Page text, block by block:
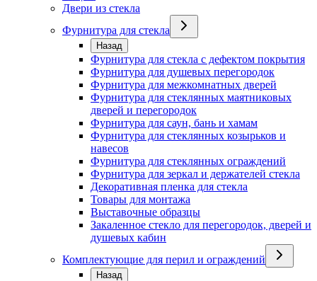
Двери из стекла
Фурнитура для стекла
Назад
Фурнитура для стекла с дефектом покрытия
Фурнитура для душевых перегородок
Фурнитура для межкомнатных дверей
Фурнитура для стеклянных маятниковых
дверей и перегородок
Фурнитура для саун, бань и хамам
Фурнитура для стеклянных козырьков и
навесов
Фурнитура для стеклянных ограждений
Фурнитура для зеркал и держателей стекла
Декоративная пленка для стекла
Товары для монтажа
Выставочные образцы
Закаленное стекло для перегородок, дверей и
душевых кабин
Комплектующие для перил и ограждений
Назад